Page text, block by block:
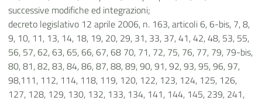
successive modifiche ed integrazioni;
decreto legislativo 12 aprile 2006, n. 163, articoli 6, 6-bis, 7, 8,
9, 10, 11, 13, 14, 18, 19, 20, 29, 31, 33, 37, 41, 42, 48, 53, 55,
56, 57, 62, 63, 65, 66, 67, 68 70, 71, 72, 75, 76, 77, 79, 79-bis,
80, 81, 82, 83, 84, 86, 87, 88, 89, 90, 91, 92, 93, 95, 96, 97,
98,111, 112, 114, 118, 119, 120, 122, 123, 124, 125, 126,
127, 128, 129, 130, 132, 133, 134, 141, 144, 145, 239, 241,